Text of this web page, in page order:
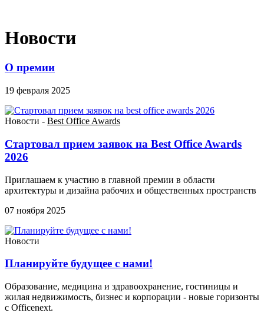
Новости
О премии
19 февраля 2025
Новости - Best Office Awards
Стартовал прием заявок на Best Office Awards
2026
Приглашаем к участию в главной премии в области
архитектуры и дизайна рабочих и общественных пространств
07 ноября 2025
Новости
Планируйте будущее с нами!
Образование, медицина и здравоохранение, гостиницы и
жилая недвижимость, бизнес и корпорации - новые горизонты
с Officenext.